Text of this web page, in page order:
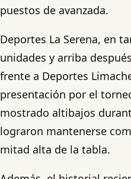
puestos de avanzada.
Deportes La Serena, en
unidades y arriba
frente a Deportes
presentación por el
mostrado altibajos
lograron mantenerse
mitad alta de la tabla.